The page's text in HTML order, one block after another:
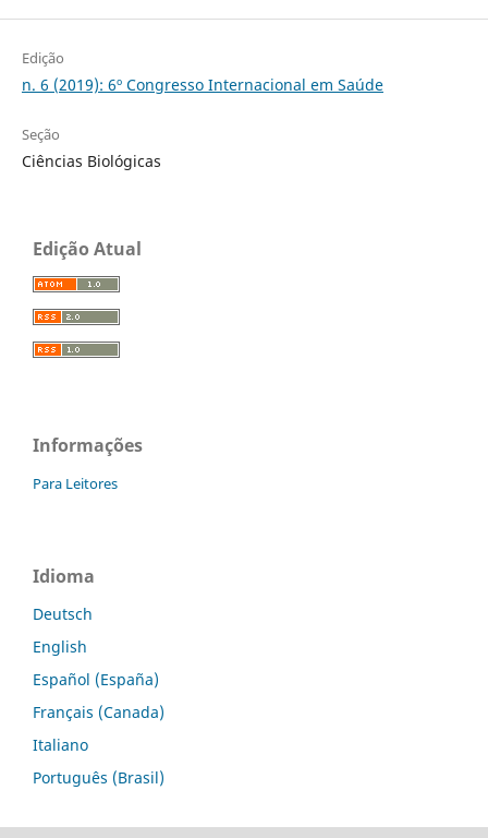
Edição
n. 6 (2019): 6º Congresso Internacional em Saúde
Seção
Ciências Biológicas
Edição Atual
Informações
Para Leitores
Idioma
Deutsch
English
Español (España)
Français (Canada)
Italiano
Português (Brasil)